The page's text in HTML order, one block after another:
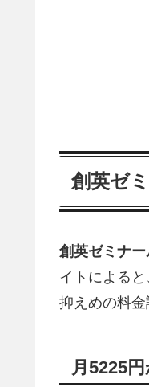
創英ゼ
創英ゼミナ
イトによる
抑えめの料金
月5225